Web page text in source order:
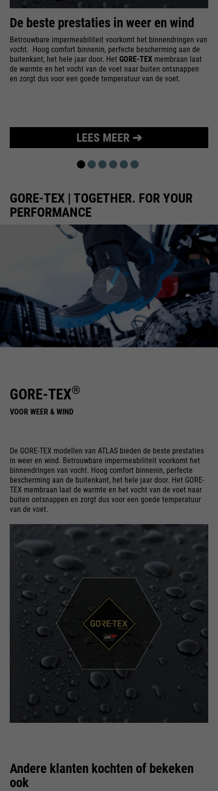
doel
Wordt gebruikt om de
aanvraagsnelheid te beperken.
bijvoorbeeld worden gestopt.
De beste prestaties in weer en wind
Betrouwbare impermeabiliteit voorkomt het binnendringen van
vocht. Hoog comfort binnenin, perfecte bescherming aan de
buitenkant, het hele jaar door. Het GORE-TEX membraan laat
de warmte en het vocht van de voet naar buiten ontsnappen
en zorgt dus voor een goede temperatuur van de voet.
LEES MEER ➔
GORE-TEX | TOGETHER. FOR YOUR
PERFORMANCE
GORE-TEX®
VOOR WEER & WIND
De GORE-TEX modellen van ATLAS bieden de beste prestaties
in weer en wind. Betrouwbare impermeabiliteit voorkomt het
binnendringen van vocht. Hoog comfort binnenin, perfecte
bescherming aan de buitenkant, het hele jaar door. Het GORE-
TEX membraan laat de warmte en het vocht van de voet naar
buiten ontsnappen en zorgt dus voor een goede temperatuur
van de voet.
Andere klanten kochten of bekeken
ook